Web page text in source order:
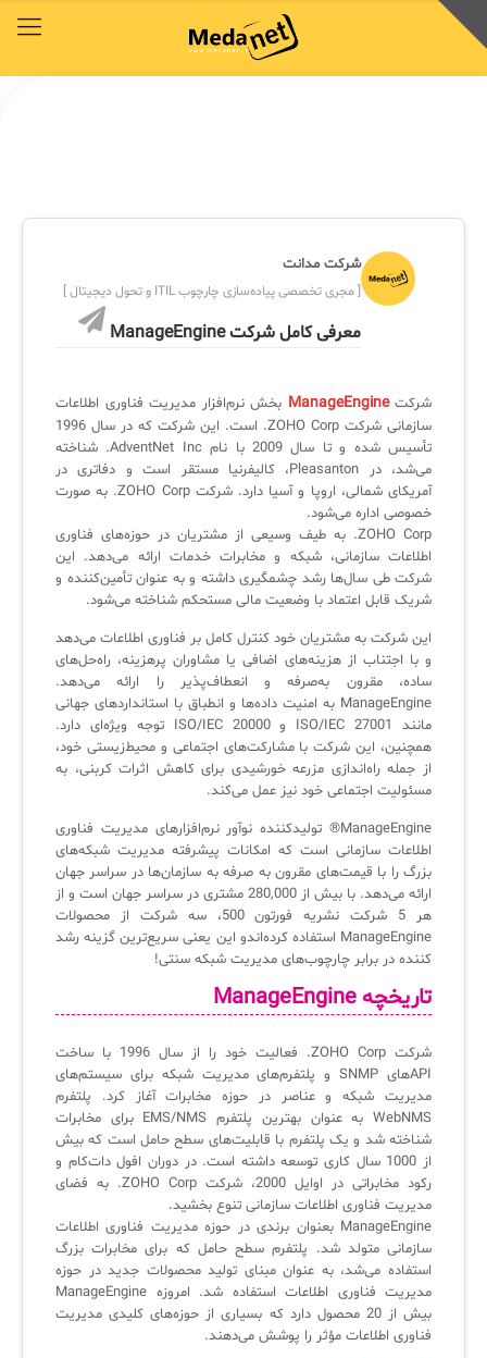
شرکت مدانت
[ مجری تخصصی پیاده‌سازی چارچوب ITIL و تحول دیجیتال ]
معرفی کامل شرکت ManageEngine
شرکتManageEngine بخش نرم‌افزار مدیریت فناوری اطلاعات
سازمانی شرکت ZOHO Corp. است. این شرکت که در سال 1996
تأسیس شده و تا سال 2009 با نام AdventNet Inc. شناخته
می‌شد، در Pleasanton، کالیفرنیا مستقر است و دفاتری در
آمریکای شمالی، اروپا و آسیا دارد. شرکت ZOHO Corp. به صورت
خصوصی اداره می‌شود.
ZOHO Corp. به طیف وسیعی از مشتریان در حوزه‌های فناوری
اطلاعات سازمانی، شبکه و مخابرات خدمات ارائه می‌دهد. این
شرکت طی سال‌ها رشد چشمگیری داشته و به عنوان تأمین‌کننده و
شریک قابل اعتماد با وضعیت مالی مستحکم شناخته می‌شود.
این شرکت به مشتریان خود کنترل کامل بر فناوری اطلاعات می‌دهد
و با اجتناب از هزینه‌های اضافی یا مشاوران پرهزینه، راه‌حل‌های
ساده، مقرون به‌صرفه و انعطاف‌پذیر را ارائه می‌دهد.
ManageEngine به امنیت داده‌ها و انطباق با استانداردهای جهانی
مانند ISO/IEC 27001 و ISO/IEC 20000 توجه ویژه‌ای دارد.
همچنین، این شرکت با مشارکت‌های اجتماعی و محیط‌زیستی خود،
از جمله راه‌اندازی مزرعه خورشیدی برای کاهش اثرات کربنی، به
مسئولیت اجتماعی خود نیز عمل می‌کند.
ManageEngine® تولیدکننده نوآور نرم‌افزارهای مدیریت فناوری
اطلاعات سازمانی است که امکانات پیشرفته مدیریت شبکه‌های
بزرگ را با قیمت‌های مقرون به صرفه به سازمان‌ها در سراسر جهان
ارائه می‌دهد. با بیش از 280,000 مشتری در سراسر جهان است و از
هر 5 شرکت نشریه فورتون 500، سه شرکت از محصولات
ManageEngine استفاده کرده‌اندو این یعنی سریع‌ترین گزینه رشد
کننده در برابر چارچوب‌های مدیریت شبکه سنتی!
تاریخچه ManageEngine
شرکت ZOHO Corp. فعالیت خود را از سال 1996 با ساخت
API‌های SNMP و پلتفرم‌های مدیریت شبکه برای سیستم‌های
مدیریت شبکه و عناصر در حوزه مخابرات آغاز کرد. پلتفرم
WebNMS به عنوان بهترین پلتفرم EMS/NMS برای مخابرات
شناخته شد و یک پلتفرم با قابلیت‌های سطح حامل است که بیش
از 1000 سال کاری توسعه داشته است. در دوران افول دات‌کام و
رکود مخابراتی در اوایل 2000، شرکت ZOHO Corp. به فضای
مدیریت فناوری اطلاعات سازمانی تنوع بخشید.
ManageEngine بعنوان برندی در حوزه مدیریت فناوری اطلاعات
سازمانی متولد شد. پلتفرم سطح حامل که برای مخابرات بزرگ
استفاده می‌شد، به عنوان مبنای تولید محصولات جدید در حوزه
مدیریت فناوری اطلاعات استفاده شد. امروزه ManageEngine
بیش از 20 محصول دارد که بسیاری از حوزه‌های کلیدی مدیریت
فناوری اطلاعات مؤثر را پوشش می‌دهند.
دسترسی سریع به زیرمجموعه‌های همین منو
سرویس دسک پلاس ابری
پلاگین‌های سرویس دسک پلاس
کازیو
✦
مدیریت خدمات سازمانی
سرویس دسک پلاس MSP
اندپوینت سنترال [سامانه مدیریت نقاط پایانی]
AD360
◆
Log360 ابزار SIEM
برنامه‌ساز هوشمند App Creator
سیستم هوشمند مدیریت فروش و فاکتور
سامانه مدیریت امنیت اطلاعات
✧
سلف سرویس کاربران
سامانه مدیریت دارایی‌ها [Asset Explorer]
سامانه مدیریت پشتیبانی مشتریان
DDI
◉
دسترسی سریع به زیرمجموعه‌های همین منو
ITIL
ISO/IEC 20000
راهکارهای مدیریتی فناوری اطلاعات برای مراکز آموزشی و دانشگاه‌ها
✦
مدیریت خدمات منابع انسانی
CIs Control
مجموعه راهکارهای آیناک
دسترسی سریع به زیرمجموعه‌های همین منو
چیستان
اصطلاحات و تعاریف مرتبط با ITIL4
لیست کامل 34 تمرین ITIL4
✦
آموزش سیستم مدیریت خدمات فناوری اطلاعات
نکته‌های کلیدی برای مدیر انفورماتیک
آموزش‌ ویدیویی مفاهیم سرویس دسک
ITIL & SDP
◆
آموزش فارسی ITIL4
چارچوب ITIL برای همه
فلافلی_فناوری
آرشیو دانلودهای مدانت
دسترسی سریع به زیرمجموعه‌های همین منو
ثبت‌نام در دوره‌های آموزشی تخصصی
لیست دوره‌ها
مقالات آموزشی
دسترسی سریع به زیرمجموعه‌های همین منو
برنامه‌ی همکاری در فروش مدانت و توافقنامه بازاریابی